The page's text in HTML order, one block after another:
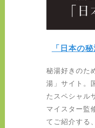
「日本の
秘湯好きのた
湯」サイト。
たスペシャル
マイスター監
てご紹介する